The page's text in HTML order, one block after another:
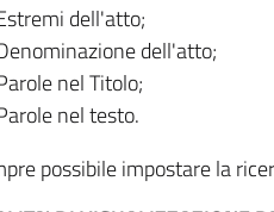
dell'atto;
dell'atto;
nel Titolo;
nel testo.
possibile impostare la